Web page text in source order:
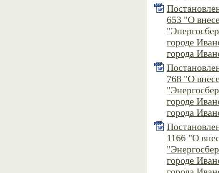
653 "О
городе
города
768 "О
городе
города
1166 "О
городе